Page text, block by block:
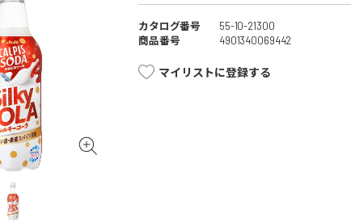
カタログ番号
55-10-21300
商品番号
4901340069442
マイリストに登録する